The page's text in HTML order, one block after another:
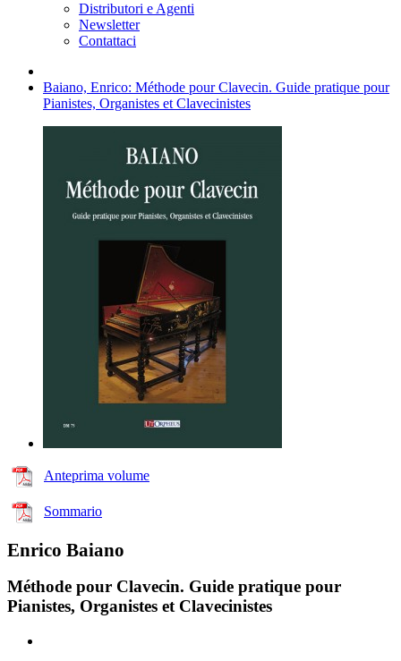
Distributori e Agenti
Newsletter
Contattaci
Baiano, Enrico: Méthode pour Clavecin. Guide pratique pour
Pianistes, Organistes et Clavecinistes
Anteprima volume
Sommario
Enrico Baiano
Méthode pour Clavecin. Guide pratique pour
Pianistes, Organistes et Clavecinistes